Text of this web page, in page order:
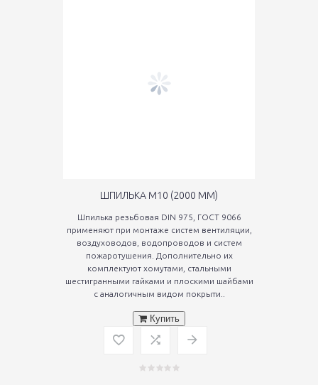
ШПИЛЬКА М10 (2000 ММ)
Шпилька резьбовая DIN 975, ГОСТ 9066
применяют при монтаже систем вентиляции,
воздуховодов, водопроводов и систем
пожаротушения. Дополнительно их
комплектуют хомутами, стальными
шестигранными гайками и плоскими шайбами
с аналогичным видом покрыти..
Купить